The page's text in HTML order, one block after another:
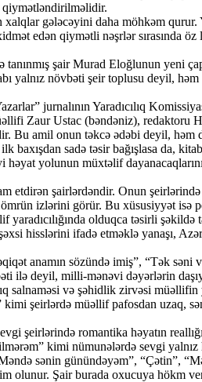
qiymətləndirilməlidir.
gələcəyini daha möhkəm
edən qiymətli nəşrlər sırasında
şair Murad Eloğlunun yeni
yalnız növbəti şeir toplusu deyil,
jurnalının Yaradıcılıq
Zaur Ustac (bəndəniz), redaktoru
amil onun təkcə ədəbi deyil, həm
sadə təsir bağışlasa da,
yolunun müxtəlif
etdirən şairlərdəndir. Onun
izlərini görür. Bu xüsusiyyət
olduqca təsirli
hisslərini ifadə etməklə yanaşı,
anamın sözündə imiş”, “Tək səni
ilə deyil, milli-mənəvi dəyərlərin
və şəhidlik zirvəsi müəllifin
şeirlərdə müəllif pafosdan uzaq,
şeirlərində romantika həyatın
kimi nümunələrdə sevgi
sənin günündəyəm”, “Çətin”,
olunur. Şair burada oxucuya hökm